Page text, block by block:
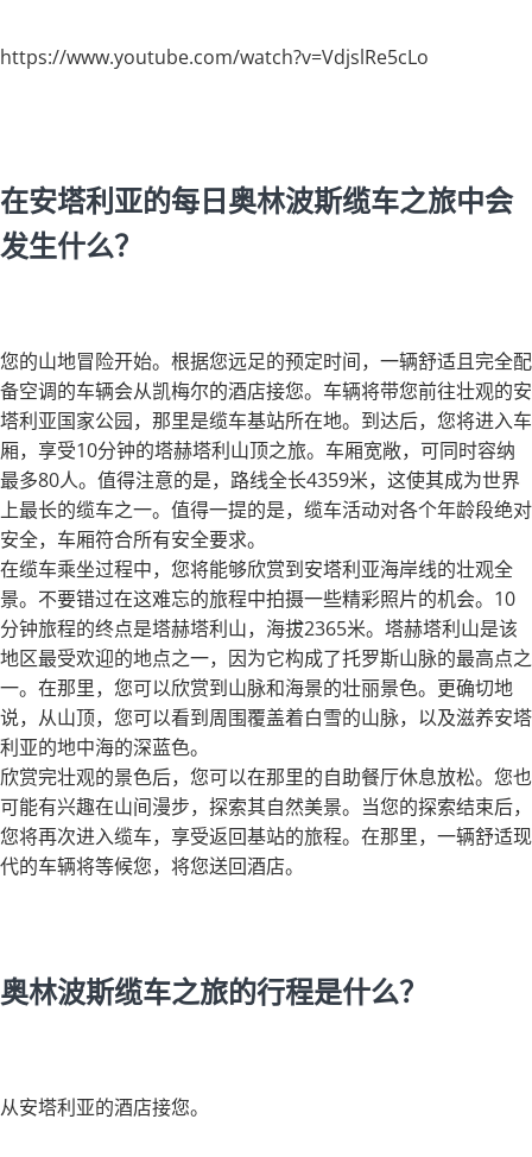
https://www.youtube.com/watch?v=VdjslRe5cLo
在安塔利亚的每日奥林波斯缆车之旅中会
发生什么？
您的山地冒险开始。根据您远足的预定时间，一辆舒适且完全配
备空调的车辆会从凯梅尔的酒店接您。车辆将带您前往壮观的安
塔利亚国家公园，那里是缆车基站所在地。到达后，您将进入车
厢，享受10分钟的塔赫塔利山顶之旅。车厢宽敞，可同时容纳
最多80人。值得注意的是，路线全长4359米，这使其成为世界
上最长的缆车之一。值得一提的是，缆车活动对各个年龄段绝对
安全，车厢符合所有安全要求。
在缆车乘坐过程中，您将能够欣赏到安塔利亚海岸线的壮观全
景。不要错过在这难忘的旅程中拍摄一些精彩照片的机会。10
分钟旅程的终点是塔赫塔利山，海拔2365米。塔赫塔利山是该
地区最受欢迎的地点之一，因为它构成了托罗斯山脉的最高点之
一。在那里，您可以欣赏到山脉和海景的壮丽景色。更确切地
说，从山顶，您可以看到周围覆盖着白雪的山脉，以及滋养安塔
利亚的地中海的深蓝色。
欣赏完壮观的景色后，您可以在那里的自助餐厅休息放松。您也
可能有兴趣在山间漫步，探索其自然美景。当您的探索结束后，
您将再次进入缆车，享受返回基站的旅程。在那里，一辆舒适现
代的车辆将等候您，将您送回酒店。
奥林波斯缆车之旅的行程是什么？
从安塔利亚的酒店接您。